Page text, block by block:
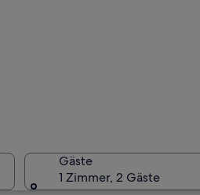
Gäste
1 Zimmer, 2 Gäste